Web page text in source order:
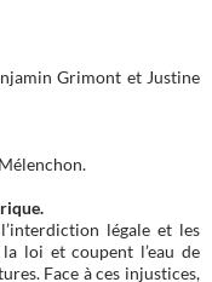
Grimont et Justine
légale et les
loi et coupent l’eau de
Face à ces injustices,